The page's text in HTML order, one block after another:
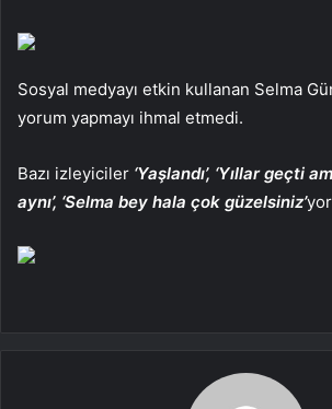
Sosyal medyayı etkin kullanan Selma
yorum yapmayı ihmal etmedi.
Bazı izleyiciler ‘Yaşlandı’, ‘Yıllar geçti
aynı’, ‘Selma bey hala çok güzelsiniz’